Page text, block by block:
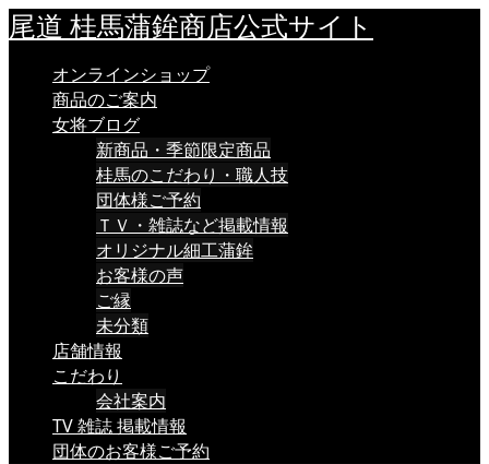
尾道 桂馬蒲鉾商店公式サイト
オンラインショップ
商品のご案内
女将ブログ
新商品・季節限定商品
桂馬のこだわり・職人技
団体様ご予約
ＴＶ・雑誌など掲載情報
オリジナル細工蒲鉾
お客様の声
ご縁
未分類
店舗情報
こだわり
会社案内
TV 雑誌 掲載情報
団体のお客様ご予約